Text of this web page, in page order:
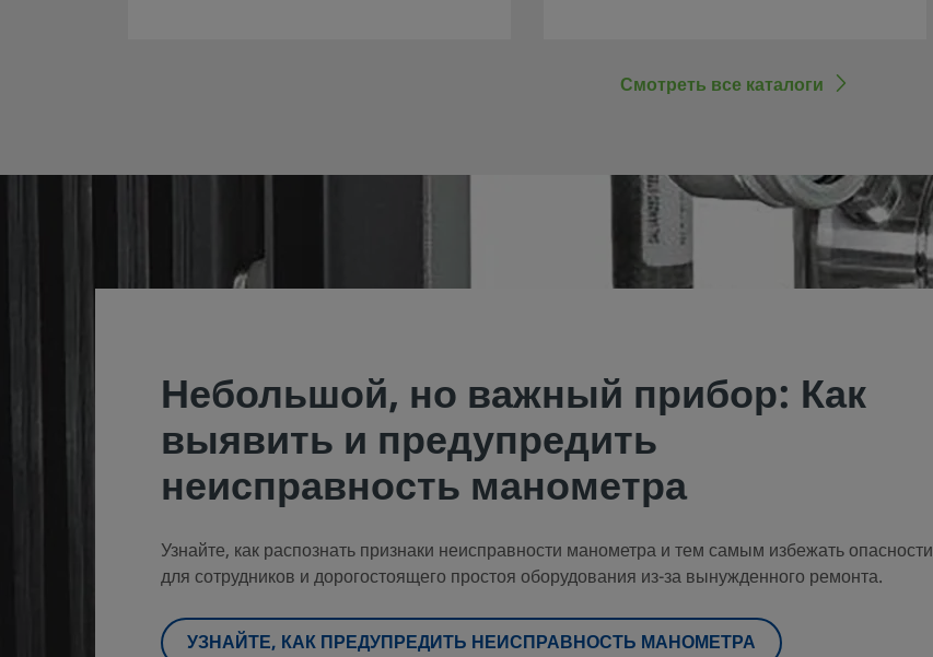
Смотреть все каталоги
Небольшой, но важный прибор: Как
выявить и предупредить
неисправность манометра
Узнайте, как распознать признаки неисправности манометра и тем самым избежать опасности
для сотрудников и дорогостоящего простоя оборудования из-за вынужденного ремонта.
УЗНАЙТЕ, КАК ПРЕДУПРЕДИТЬ НЕИСПРАВНОСТЬ МАНОМЕТРА